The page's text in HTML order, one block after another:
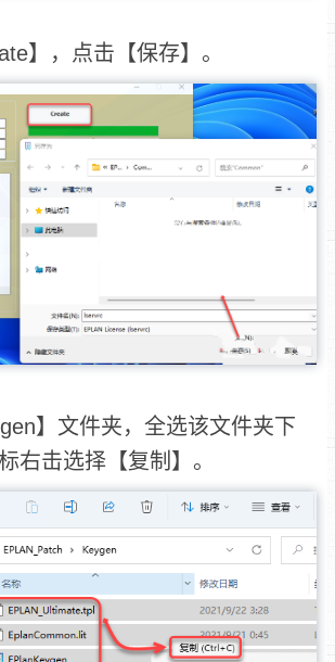
】，点击【保存】。
】文件夹，全选该文件夹下
右击选择【复制】。